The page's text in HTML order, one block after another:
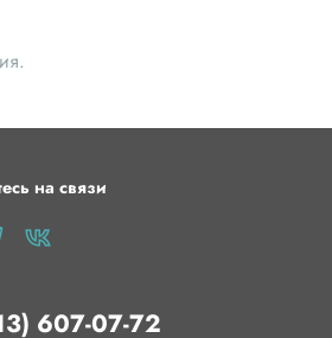
на связи
607-07-72